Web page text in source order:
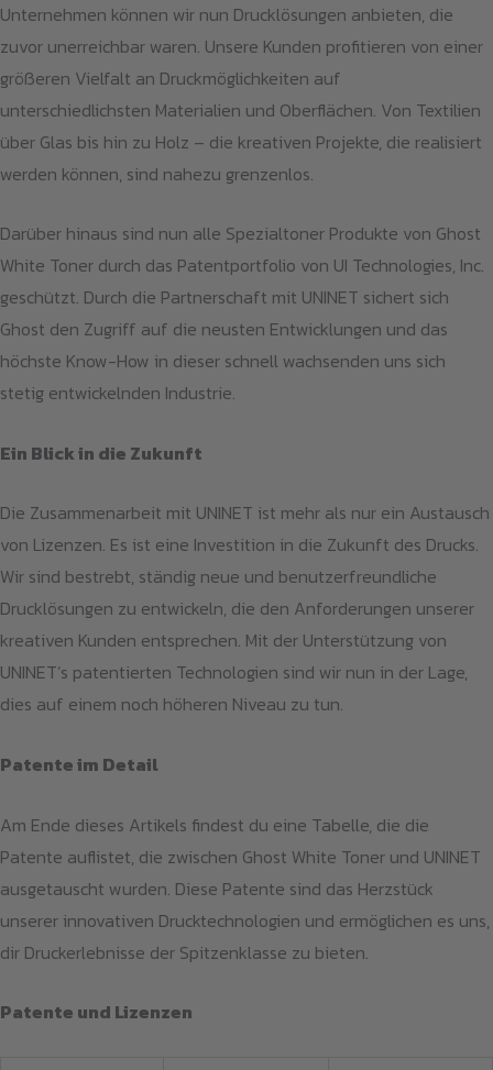
Unternehmen können wir nun Drucklösungen anbieten, die
zuvor unerreichbar waren. Unsere Kunden profitieren von einer
größeren Vielfalt an Druckmöglichkeiten auf
unterschiedlichsten Materialien und Oberflächen. Von Textilien
über Glas bis hin zu Holz – die kreativen Projekte, die realisiert
werden können, sind nahezu grenzenlos.
Darüber hinaus sind nun alle Spezialtoner Produkte von Ghost
White Toner durch das Patentportfolio von UI Technologies, Inc.
geschützt. Durch die Partnerschaft mit UNINET sichert sich
Ghost den Zugriff auf die neusten Entwicklungen und das
höchste Know-How in dieser schnell wachsenden uns sich
stetig entwickelnden Industrie.
Ein Blick in die Zukunft
Die Zusammenarbeit mit UNINET ist mehr als nur ein Austausch
von Lizenzen. Es ist eine Investition in die Zukunft des Drucks.
Wir sind bestrebt, ständig neue und benutzerfreundliche
Drucklösungen zu entwickeln, die den Anforderungen unserer
kreativen Kunden entsprechen. Mit der Unterstützung von
UNINET’s patentierten Technologien sind wir nun in der Lage,
dies auf einem noch höheren Niveau zu tun.
Patente im Detail
Am Ende dieses Artikels findest du eine Tabelle, die die
Patente auflistet, die zwischen Ghost White Toner und UNINET
ausgetauscht wurden. Diese Patente sind das Herzstück
unserer innovativen Drucktechnologien und ermöglichen es uns,
dir Druckerlebnisse der Spitzenklasse zu bieten.
Patente und Lizenzen